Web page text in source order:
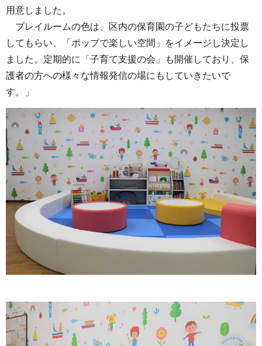
用意しました。
プレイルームの色は、区内の保育園の子どもたちに投票
してもらい、「ポップで楽しい空間」をイメージし決定し
ました。定期的に「子育て支援の会」も開催しており、保
護者の方への様々な情報発信の場にもしていきたいで
す。」